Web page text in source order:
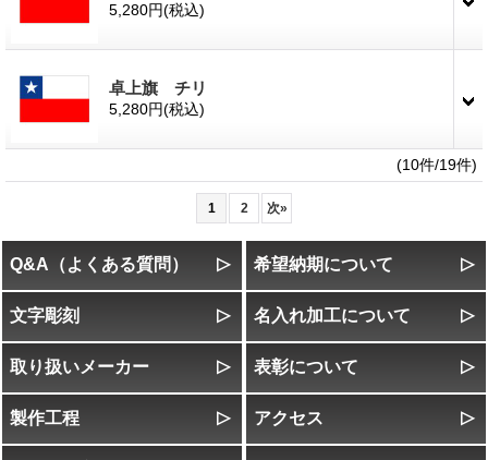
5,280円(税込)
卓上旗 チリ
5,280円(税込)
(10件/19件)
1 2 次»
Q&A（よくある質問） 希望納期について
文字彫刻 名入れ加工について
取り扱いメーカー 表彰について
製作工程 アクセス